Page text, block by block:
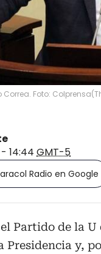
Foto: Colprensa(
14:44 GMT-5
Radio en Google
el Partido de la
Presidencia y,